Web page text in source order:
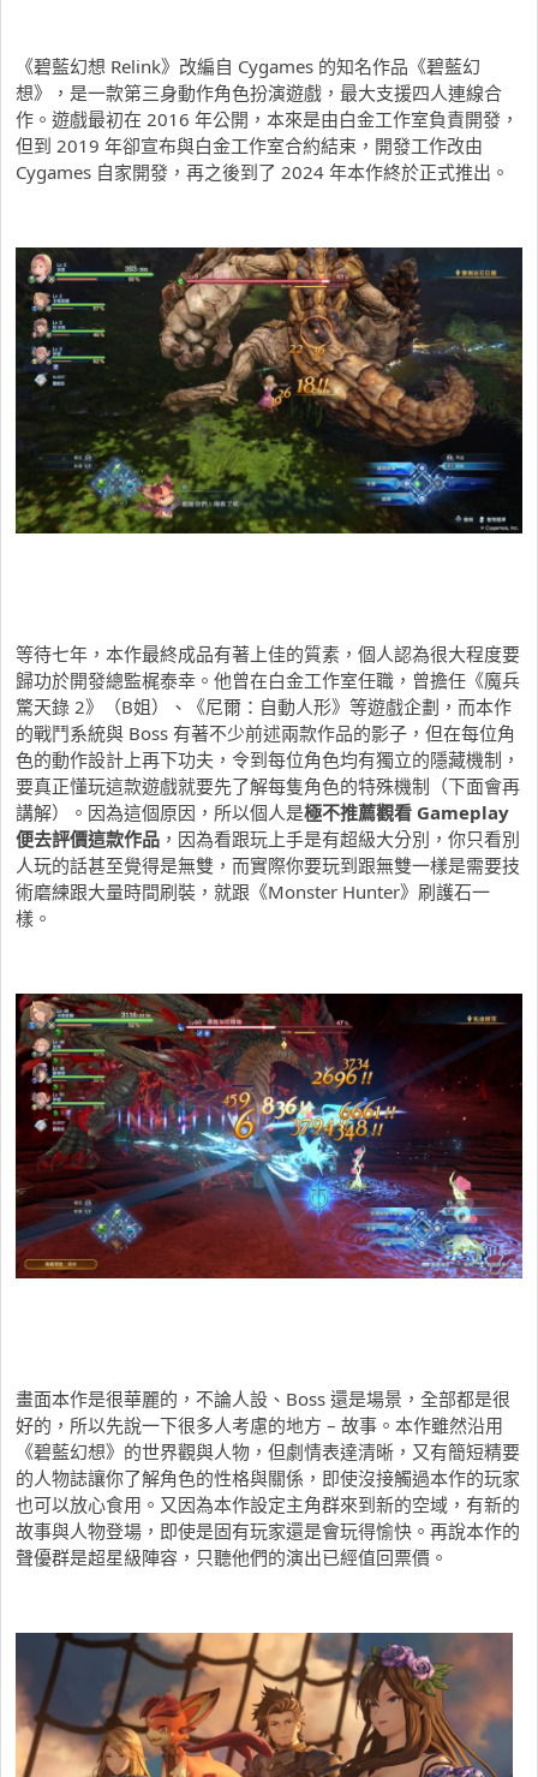
《碧藍幻想 Relink》改編自 Cygames 的知名作品《碧藍幻
想》，是一款第三身動作角色扮演遊戲，最大支援四人連線合
作。遊戲最初在 2016 年公開，本來是由白金工作室負責開發，
但到 2019 年卻宣布與白金工作室合約結束，開發工作改由
Cygames 自家開發，再之後到了 2024 年本作終於正式推出。
等待七年，本作最終成品有著上佳的質素，個人認為很大程度要
歸功於開發總監梶泰幸。他曾在白金工作室任職，曾擔任《魔兵
驚天錄 2》（B姐）、《尼爾：自動人形》等遊戲企劃，而本作
的戰鬥系統與 Boss 有著不少前述兩款作品的影子，但在每位角
色的動作設計上再下功夫，令到每位角色均有獨立的隱藏機制，
要真正懂玩這款遊戲就要先了解每隻角色的特殊機制（下面會再
講解）。因為這個原因，所以個人是極不推薦觀看 Gameplay
便去評價這款作品 ，因為看跟玩上手是有超級大分別，你只看別
人玩的話甚至覺得是無雙，而實際你要玩到跟無雙一樣是需要技
術磨練跟大量時間刷裝，就跟《Monster Hunter》刷護石一
樣。
畫面本作是很華麗的，不論人設、Boss 還是場景，全部都是很
好的，所以先說一下很多人考慮的地方 – 故事。本作雖然沿用
《碧藍幻想》的世界觀與人物，但劇情表達清晰，又有簡短精要
的人物誌讓你了解角色的性格與關係，即使沒接觸過本作的玩家
也可以放心食用。又因為本作設定主角群來到新的空域，有新的
故事與人物登場，即使是固有玩家還是會玩得愉快。再說本作的
聲優群是超星級陣容，只聽他們的演出已經值回票價。